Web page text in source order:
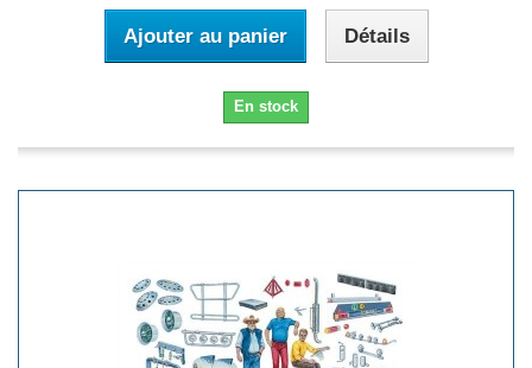
Ajouter au panier Détails
En stock